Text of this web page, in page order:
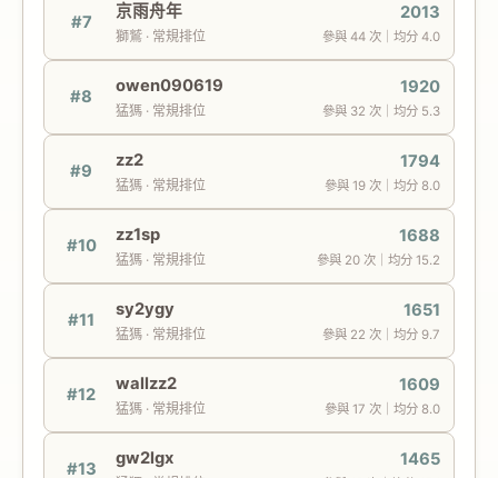
#7
京雨舟年
獅鷲 · 常規排位
2013
參與 44 次｜均分 4.0
#8
owen090619
猛獁 · 常規排位
1920
參與 32 次｜均分 5.3
#9
zz2
猛獁 · 常規排位
1794
參與 19 次｜均分 8.0
#10
zz1sp
猛獁 · 常規排位
1688
參與 20 次｜均分 15.2
#11
sy2ygy
猛獁 · 常規排位
1651
參與 22 次｜均分 9.7
#12
wallzz2
猛獁 · 常規排位
1609
參與 17 次｜均分 8.0
#13
gw2lgx 1465